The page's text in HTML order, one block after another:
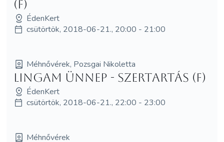
(F)
ÉdenKert
csütörtök, 2018-06-21., 20:00 - 21:00
Méhnővérek, Pozsgai Nikoletta
Lingam Ünnep - szertartás (F)
ÉdenKert
csütörtök, 2018-06-21., 22:00 - 23:00
Méhnővérek